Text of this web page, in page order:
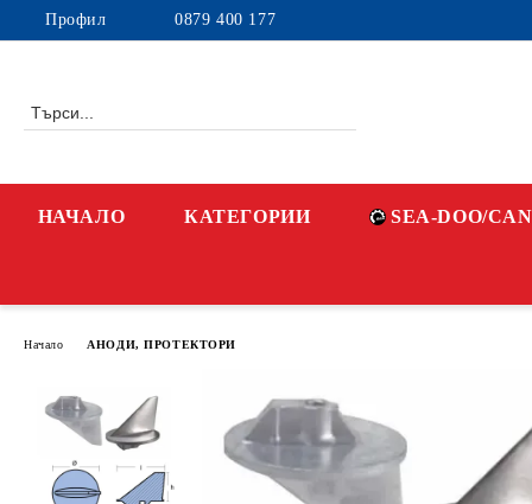
Профил 0879 400 177
НАЧАЛО КАТЕГОРИИ SEA-DOO/
Начало АНОДИ, ПРОТЕКТОРИ